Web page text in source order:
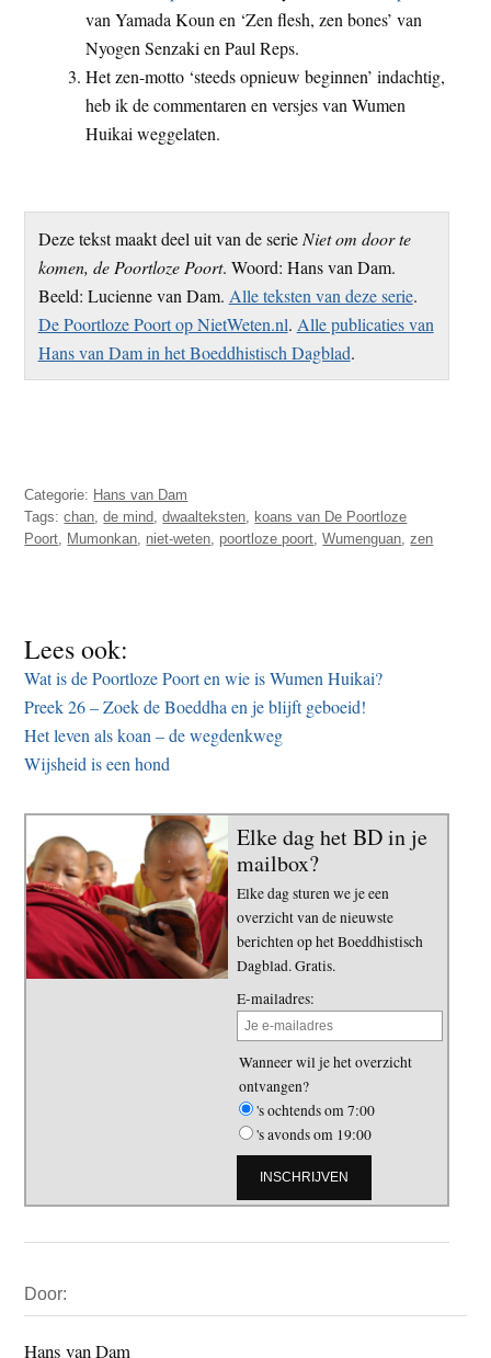
van Yamada Koun en ‘Zen flesh, zen bones’ van
Nyogen Senzaki en Paul Reps.
Het zen-motto ‘steeds opnieuw beginnen’ indachtig,
heb ik de commentaren en versjes van Wumen
Huikai weggelaten.
Deze tekst maakt deel uit van de serie Niet om door te
komen, de Poortloze Poort. Woord: Hans van Dam.
Beeld: Lucienne van Dam. Alle teksten van deze serie.
De Poortloze Poort op NietWeten.nl. Alle publicaties van
Hans van Dam in het Boeddhistisch Dagblad.
Categorie: Hans van Dam
Tags:chan,de mind,dwaalteksten, koans van De Poortloze
Poort, Mumonkan, niet-weten, poortloze poort,Wumenguan,zen
Lees ook:
Wat is de Poortloze Poort en wie is Wumen Huikai?
Preek 26 – Zoek de Boeddha en je blijft geboeid!
Het leven als koan – de wegdenkweg
Wijsheid is een hond
Elke dag het BD in je
mailbox?
Elke dag sturen we je een
overzicht van de nieuwste
berichten op het Boeddhistisch
Dagblad. Gratis.
E-mailadres:
Wanneer wil je het overzicht
ontvangen?
's ochtends om 7:00
's avonds om 19:00
Sidebar
Door:
Hans van Dam